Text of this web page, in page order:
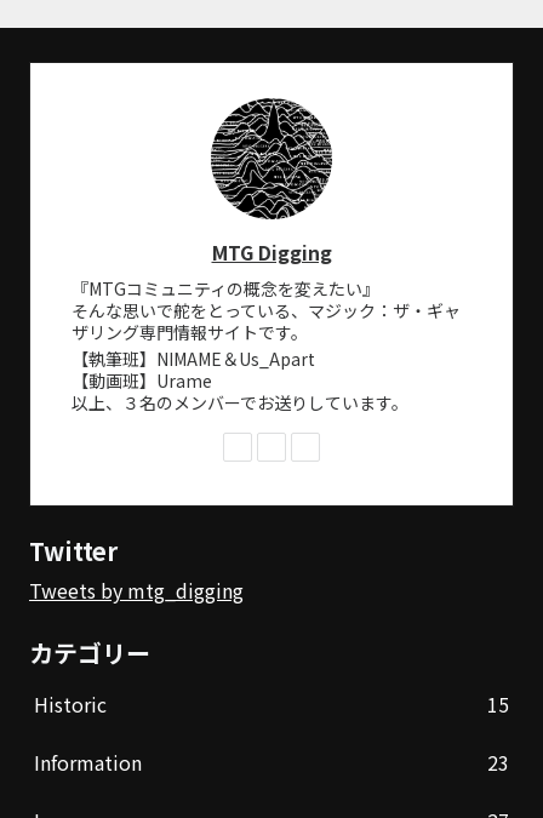
MTG Digging
『MTGコミュニティの概念を変えたい』
そんな思いで舵をとっている、マジック：ザ・ギャ
ザリング専門情報サイトです。
【執筆班】NIMAME＆Us_Apart
【動画班】Urame
以上、３名のメンバーでお送りしています。
Twitter
Tweets by mtg_digging
カテゴリー
Historic
15
Information
23